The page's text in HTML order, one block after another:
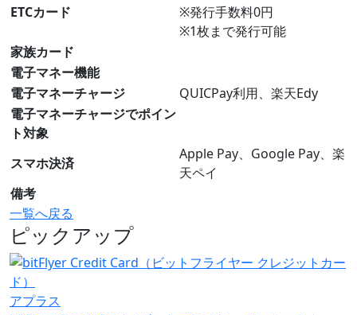
ETCカード
※発行手数料0円
※1枚まで発行可能
家族カード
電子マネー機能
電子マネーチャージ
QUICPay利用、楽天Edy
電子マネーチャージでポイン
ト対象
スマホ決済
Apple Pay、Google Pay、楽
天ペイ
備考
一覧へ戻る
ピックアップ
アプラス